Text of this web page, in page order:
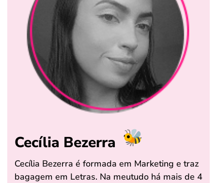
Cecília Bezerra
Cecília Bezerra é formada em Marketing e traz
bagagem em Letras. Na meutudo há mais de 4